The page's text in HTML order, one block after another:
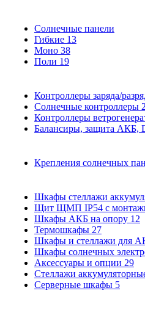
Солнечные панели
Гибкие 13
Моно 38
Поли 19
Контроллеры заряда/
Солнечные контроллеры
Контроллеры
Балансиры, защита АКБ,
Крепления солнечных
Шкафы стеллажи
Щит ЩМП IP54 с
Шкафы АКБ на опору 12
Термошкафы 27
Шкафы и стеллажи для
Шкафы солнечных
Аксессуары и опции 29
Стеллажи
Серверные шкафы 5